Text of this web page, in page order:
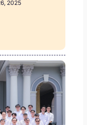
2025